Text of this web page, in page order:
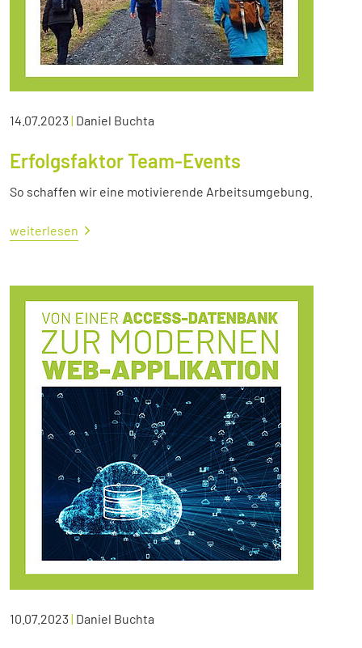
14.07.2023| Daniel Buchta
Erfolgsfaktor Team-Events
So schaffen wir eine motivierende Arbeitsumgebung.
weiterlesen
10.07.2023| Daniel Buchta